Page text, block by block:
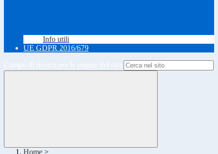
Info utili
UE GDPR 2016/679
Home >